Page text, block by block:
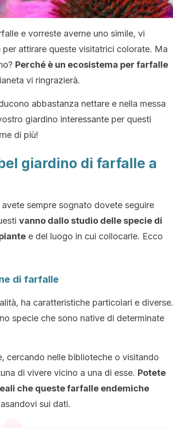
e vorreste averne uno simile, vi
attirare queste visitatrici colorate. Ma
Perché è un ecosistema per farfalle
vi ringrazierà.
abbastanza nettare e nella messa
giardino interessante per questi
di più!
giardino di farfalle a
sempre sognato dovete seguire
vanno dallo studio delle specie di
e del luogo in cui collocarle. Ecco
di farfalle
ha caratteristiche particolari e diverse.
specie che sono native di determinate
cercando nelle biblioteche o visitando
di vivere vicino a una di esse. Potete
che queste farfalle endemiche
sui dati.